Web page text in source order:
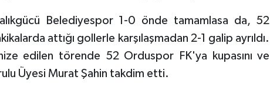
Belediyespor 1-0 önde tamamlasa da, 52
attığı gollerle karşılaşmadan 2-1 galip ayrıldı.
edilen törende 52 Orduspor FK'ya kupasını ve
Üyesi Murat Şahin takdim etti.